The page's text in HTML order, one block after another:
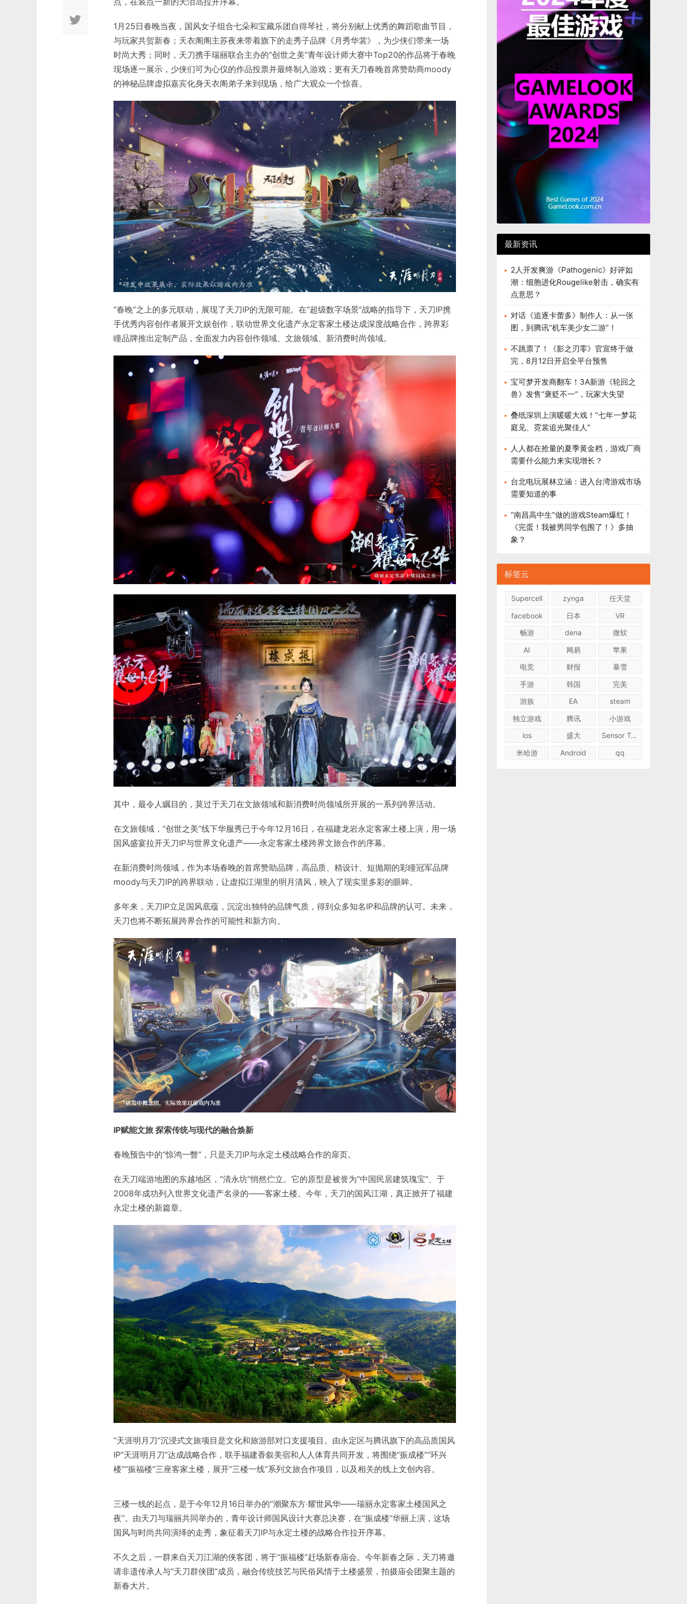
1月25日春晚当夜，国风女子组合七朵和宝藏乐团自得琴社，将分别献上优秀的舞蹈歌曲节目，
与玩家共贺新春；天衣阁阁主苏夜来带着旗下的走秀子品牌《月秀华裳》，为少侠们带来一场
时尚大秀；同时，天刀携手瑞丽联合主办的“创世之美”青年设计师大赛中Top20的作品将于春晚
现场逐一展示，少侠们可为心仪的作品投票并最终制入游戏；更有天刀春晚首席赞助商moody
的神秘品牌虚拟嘉宾化身天衣阁弟子来到现场，给广大观众一个惊喜。
“春晚”之上的多元联动，展现了天刀IP的无限可能。在“超级数字场景”战略的指导下，天刀IP携
手优秀内容创作者展开文娱创作，联动世界文化遗产永定客家土楼达成深度战略合作，跨界彩
瞳品牌推出定制产品，全面发力内容创作领域、文旅领域、新消费时尚领域。
其中，最令人瞩目的，莫过于天刀在文旅领域和新消费时尚领域所开展的一系列跨界活动。
在文旅领域，“创世之美”线下华服秀已于今年12月16日，在福建龙岩永定客家土楼上演，用一场
国风盛宴拉开天刀IP与世界文化遗产——永定客家土楼跨界文旅合作的序幕。
在新消费时尚领域，作为本场春晚的首席赞助品牌，高品质、精设计、短抛期的彩瞳冠军品牌
moody与天刀IP的跨界联动，让虚拟江湖里的明月清风，映入了现实里多彩的眼眸。
多年来，天刀IP立足国风底蕴，沉淀出独特的品牌气质，得到众多知名IP和品牌的认可。未来，
天刀也将不断拓展跨界合作的可能性和新方向。
IP赋能文旅 探索传统与现代的融合焕新
春晚预告中的“惊鸿一瞥”，只是天刀IP与永定土楼战略合作的扉页。
在天刀端游地图的东越地区，“清永坊”悄然伫立。它的原型是被誉为“中国民居建筑瑰宝”、于
2008年成功列入世界文化遗产名录的——客家土楼。今年，天刀的国风江湖，真正掀开了福建
永定土楼的新篇章。
“天涯明月刀”沉浸式文旅项目是文化和旅游部对口支援项目。由永定区与腾讯旗下的高品质国风
IP“天涯明月刀”达成战略合作，联手福建香叙美宿和人人体育共同开发，将围绕“振成楼”“环兴
楼”“振福楼”三座客家土楼，展开“三楼一线”系列文旅合作项目，以及相关的线上文创内容。
最新资讯
2人开发爽游《Pathogenic》好评如
潮：细胞进化Rougelike射击，确实有
点意思？
对话《追逐卡蕾多》制作人：从一张
图，到腾讯“机车美少女二游”！
不跳票了！《影之刃零》官宣终于做
完，8月12日开启全平台预售
宝可梦开发商翻车！3A新游《轮回之
兽》发售“褒贬不一”，玩家大失望
叠纸深圳上演暖暖大戏！“七年一梦花
庭见、霓裳追光聚佳人”
人人都在抢量的夏季黄金档，游戏厂商
需要什么能力来实现增长？
台北电玩展林立涵：进入台湾游戏市场
需要知道的事
“南昌高中生”做的游戏Steam爆红！
《完蛋！我被男同学包围了！》多抽
象？
标签云
Supercell zynga
任天堂
facebook
日本
VR
畅游
dena
微软
AI
网易
苹果
电竞
财报
暴雪
手游
韩国
完美
游族
EA
steam
独立游戏
腾讯
小游戏
ios
盛大
Sensor Tower
米哈游
Android qq